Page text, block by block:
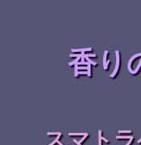
香り
スマト